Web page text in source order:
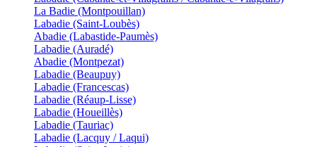
La Badie (Montpouillan)
Labadie (Saint-Loubès)
Abadie (Labastide-Paumès)
Labadie (Auradé)
Abadie (Montpezat)
Labadie (Beaupuy)
Labadie (Francescas)
Labadie (Réaup-Lisse)
Labadie (Houeillès)
Labadie (Tauriac)
Labadie (Lacquy / Laqui)